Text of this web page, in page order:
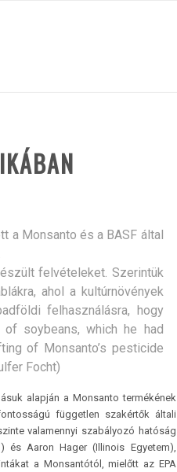
a Monsanto és a BASF által
felvételeket. Szerintük
ahol a kultúrnövények
felhasználásra, hogy
soybeans, which he had
of Monsanto’s pesticide
Focht)
alapján a Monsanto termékének
független szakértők általi
valamennyi szabályozó hatóság
és Aaron Hager (Illinois Egyetem),
a Monsantótól, mielőtt az EPA